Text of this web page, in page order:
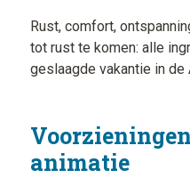
Rust, comfort,
tot rust te komen: alle
geslaagde vakantie in de
animatie